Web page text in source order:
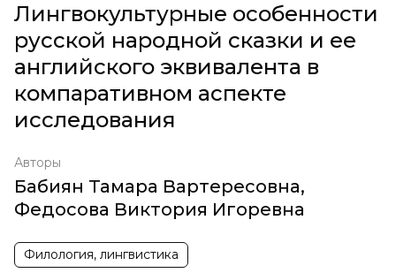
Лингвокультурные особенности
русской народной сказки и ее
английского эквивалента в
компаративном аспекте
исследования
Авторы
Бабиян Тамара Вартересовна,
Федосова Виктория Игоревна
Филология, лингвистика